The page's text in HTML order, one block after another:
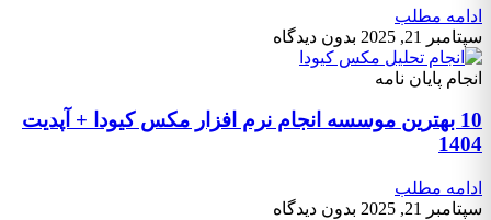
ادامه مطلب
سپتامبر 21, 2025
بدون دیدگاه
انجام پایان نامه
10 بهترین موسسه انجام نرم افزار مکس کیودا + آپدیت
1404
ادامه مطلب
سپتامبر 21, 2025
بدون دیدگاه